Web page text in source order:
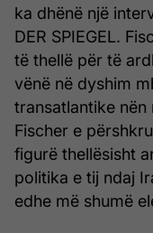
ka dhënë një
DER SPIEGEL.
të thellë për të
vënë në dyshim
transatlantike nën
Fischer e
figurë thellësisht
politika e tij ndaj
edhe më shumë